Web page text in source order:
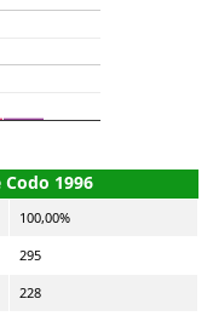
1996
100,00%
295
228